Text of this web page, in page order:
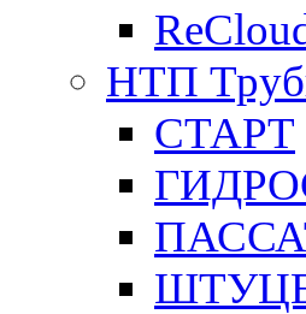
НТП
СТАРТ